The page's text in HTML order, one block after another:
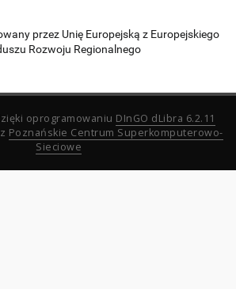
przez Unię Europejską z Europejskiego
Rozwoju Regionalnego
oprogramowaniu DInGO dLibra 6.2.11
Poznańskie Centrum Superkomputerowo-
Sieciowe